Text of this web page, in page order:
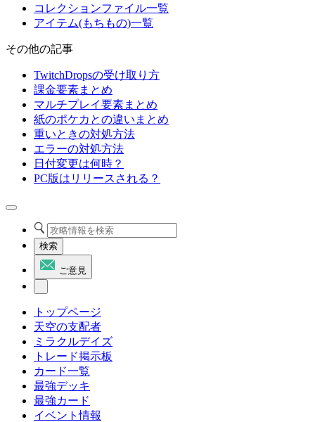
コレクションファイル一覧
アイテム(もちもの)一覧
その他の記事
TwitchDropsの受け取り方
課金要素まとめ
マルチプレイ要素まとめ
紙のポケカとの違いまとめ
重いときの対処方法
エラーの対処方法
日付変更は何時？
PC版はリリースされる？
検索
ご意見
トップページ
天空の支配者
ミラクルデイズ
トレード掲示板
カード一覧
最強デッキ
最強カード
イベント情報